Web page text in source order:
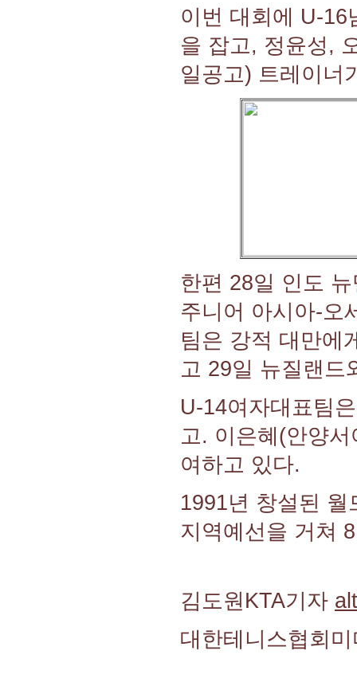
이번 대회에 U-16
을 잡고, 정윤성,
일공고) 트레이너
한편 28일 인도
주니어 아시아-오
팀은 강적 대만에
고 29일 뉴질랜드
U-14여자대표팀
고. 이은혜(안양
여하고 있다.
1991년 창설된
지역예선을 거쳐
김도원KTA기자
대한테니스협회